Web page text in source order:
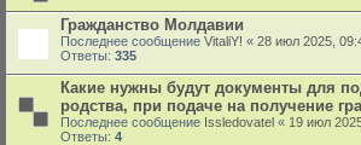
Гражданство Молдавии
Последнее сообщение VitaliY! « 28 июл 2025,
Ответы: 335
Какие нужны будут документы для
родства, при подаче на получение
Последнее сообщение Issledovatel « 19 июл
Ответы: 4